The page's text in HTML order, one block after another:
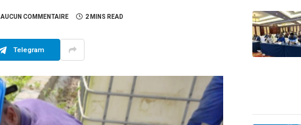
AUCUN COMMENTAIRE 2 MINS READ
Telegram